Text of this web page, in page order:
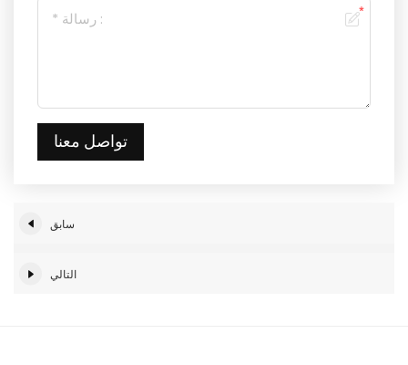
تواصل معنا
سابق
التالي